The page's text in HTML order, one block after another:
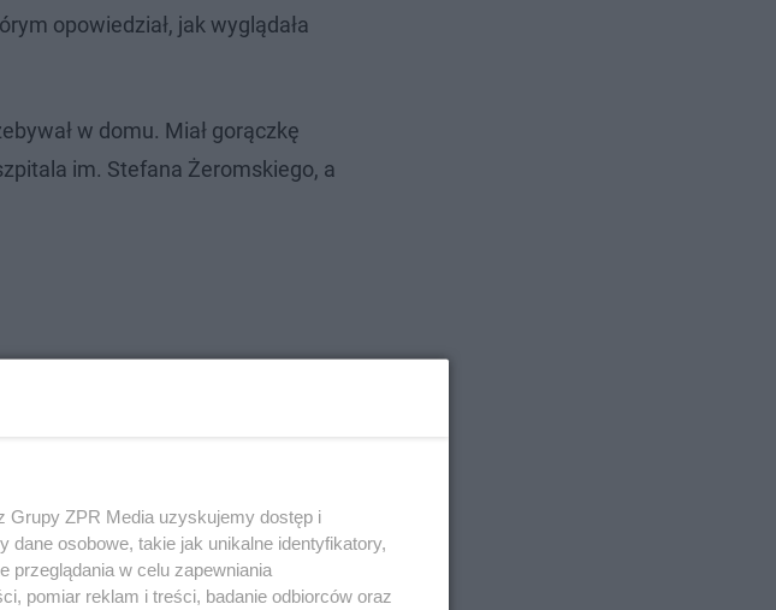
opowiedział, jak wyglądała
w domu. Miał gorączkę
im. Stefana Żeromskiego, a
Grupy ZPR Media uzyskujemy dostęp i
osobowe, takie jak unikalne identyfikatory,
przeglądania w celu zapewniania
pomiar reklam i treści, badanie odbiorców oraz